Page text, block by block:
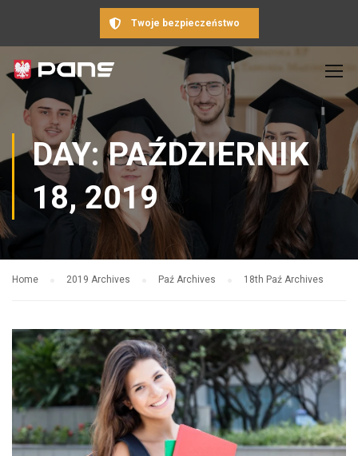
Twoje bezpieczeństwo
DAY: PAŹDZIERNIK
18, 2019
Home 2019 Archives Paź Archives 18th Paź Archives